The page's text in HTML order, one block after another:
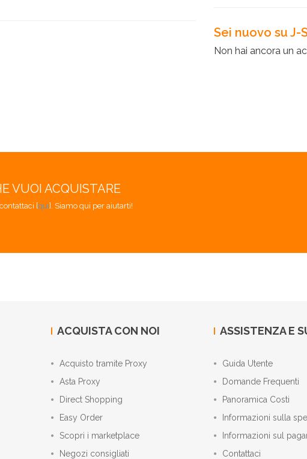
Sei nuovo su J-
Non hai ancora un
VUOI ACQUISTARE
[qui]. Siamo qui per aiutarti!
ACQUISTA CON NOI
Acquisto tramite Proxy
Asta Proxy
Direct Shopping
Easy Order
Scopri i marketplace
Negozi consigliati
ASSISTENZA E
Guida Utente
Domande Frequenti
Panoramica Costi
Informazioni sulla
Informazioni sul
Contattaci